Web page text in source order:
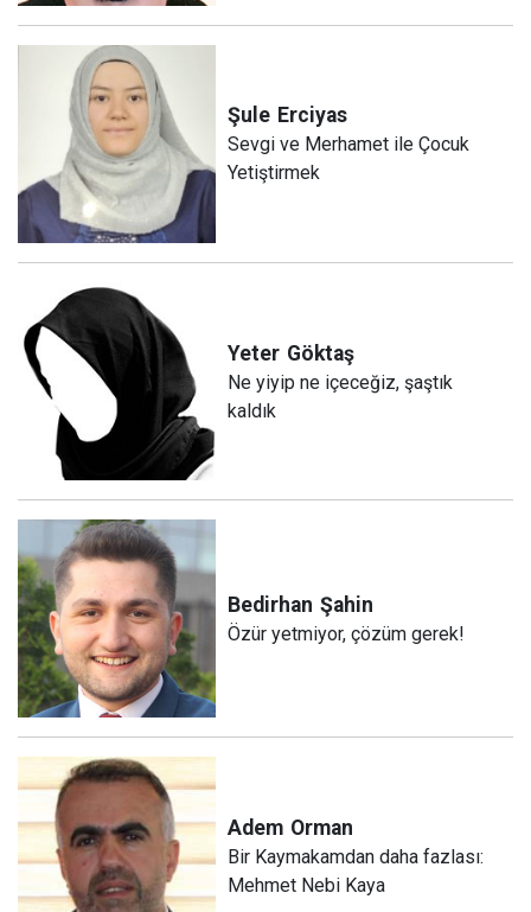
Şule Erciyas
Sevgi ve Merhamet ile Çocuk
Yetiştirmek
Yeter Göktaş
Ne yiyip ne içeceğiz, şaştık
kaldık
Bedirhan Şahin
Özür yetmiyor, çözüm gerek!
Adem Orman
Bir Kaymakamdan daha fazlası:
Mehmet Nebi Kaya